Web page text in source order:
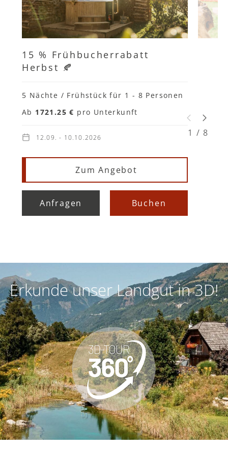
15 % Frühbucherrabatt
Herbst 🍂
Ab 1721.25 € pro Unterkunft
5 Nächte / Frühstückfür 1 - 8 Personen
12.09. - 10.10.2026
Zum Angebot
Anfragen Buchen
1 / 8
Erkunde unser Landgut in 3D!